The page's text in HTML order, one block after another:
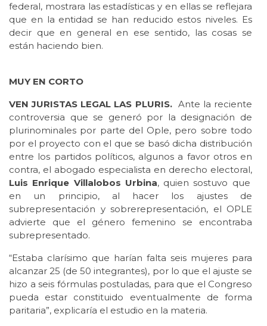
federal, mostrara las estadísticas y en ellas se reflejara
que en la entidad se han reducido estos niveles. Es
decir que en general en ese sentido, las cosas se
están haciendo bien.
MUY EN CORTO
VEN JURISTAS LEGAL LAS PLURIS. Ante la reciente
controversia que se generó por la designación de
plurinominales por parte del Ople, pero sobre todo
por el proyecto con el que se basó dicha distribución
entre los partidos políticos, algunos a favor otros en
contra, el abogado especialista en derecho electoral,
Luis Enrique Villalobos Urbina, quien sostuvo que
en un principio, al hacer los ajustes de
subrepresentación y sobrerepresentación, el OPLE
advierte que el género femenino se encontraba
subrepresentado.
“Estaba clarísimo que harían falta seis mujeres para
alcanzar 25 (de 50 integrantes), por lo que el ajuste se
hizo a seis fórmulas postuladas, para que el Congreso
pueda estar constituido eventualmente de forma
paritaria”, explicaría el estudio en la materia.